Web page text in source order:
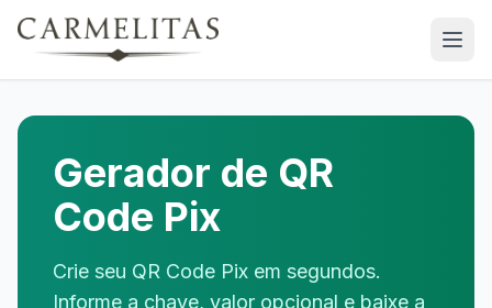
Gerador de QR
Code Pix
Crie seu QR Code Pix em segundos.
Informe a chave, valor opcional e baixe a